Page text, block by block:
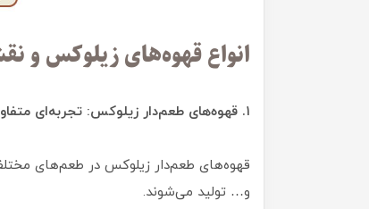
انواع قهوه‌های زیلوکس و
۱. قهوه‌های طعم‌دار زیلوکس: تجربه‌ای متفاوت و سالم
قهوه‌های طعم‌دار زیلوکس در طعم‌های مختلف
و… تولید می‌شوند.